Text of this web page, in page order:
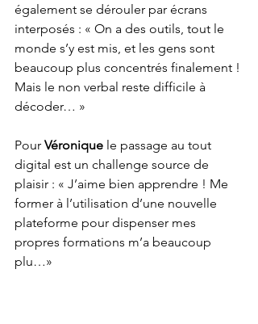
également se dérouler par écrans
interposés : « On a des outils, tout le
monde s’y est mis, et les gens sont
beaucoup plus concentrés finalement !
Mais le non verbal reste difficile à
décoder… »
Pour Véronique le passage au tout
digital est un challenge source de
plaisir : « J’aime bien apprendre ! Me
former à l’utilisation d’une nouvelle
plateforme pour dispenser mes
propres formations m’a beaucoup
plu…»